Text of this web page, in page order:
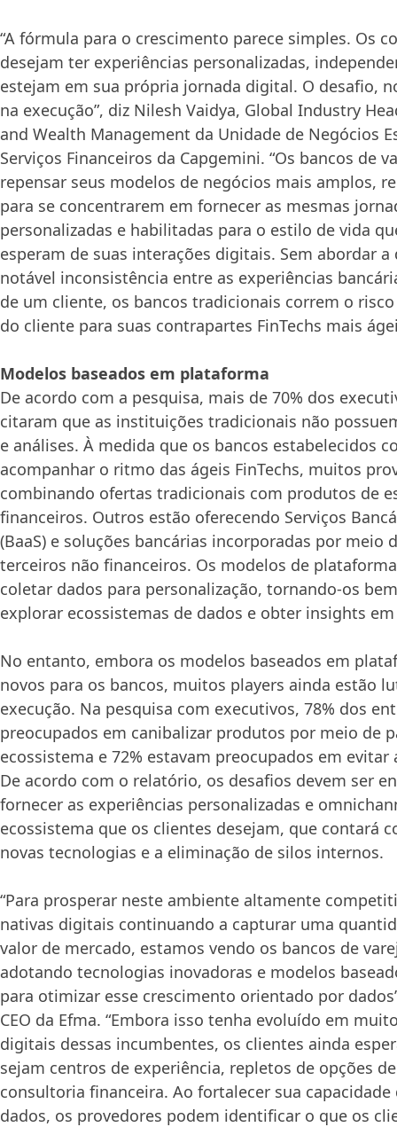
“A fórmula para o crescimento parece simples. Os
desejam ter experiências personalizadas,
estejam em sua própria jornada digital. O desafio,
na execução”, diz Nilesh Vaidya, Global Industry
and Wealth Management da Unidade de Negócios
Serviços Financeiros da Capgemini. “Os bancos de
repensar seus modelos de negócios mais amplos,
para se concentrarem em fornecer as mesmas
personalizadas e habilitadas para o estilo de vida
esperam de suas interações digitais. Sem abordar a
notável inconsistência entre as experiências
de um cliente, os bancos tradicionais correm o
do cliente para suas contrapartes FinTechs mais
Modelos baseados em plataforma
De acordo com a pesquisa, mais de 70% dos
citaram que as instituições tradicionais não
e análises. À medida que os bancos estabelecidos
acompanhar o ritmo das ágeis FinTechs, muitos
combinando ofertas tradicionais com produtos de
financeiros. Outros estão oferecendo Serviços
(BaaS) e soluções bancárias incorporadas por meio
terceiros não financeiros. Os modelos de
coletar dados para personalização, tornando-os
explorar ecossistemas de dados e obter insights
No entanto, embora os modelos baseados em
novos para os bancos, muitos players ainda estão
execução. Na pesquisa com executivos, 78% dos
preocupados em canibalizar produtos por meio de
ecossistema e 72% estavam preocupados em
De acordo com o relatório, os desafios devem ser
fornecer as experiências personalizadas e
ecossistema que os clientes desejam, que contará
novas tecnologias e a eliminação de silos internos.
“Para prosperar neste ambiente altamente
nativas digitais continuando a capturar uma
valor de mercado, estamos vendo os bancos de
adotando tecnologias inovadoras e modelos
para otimizar esse crescimento orientado por
CEO da Efma. “Embora isso tenha evoluído em
digitais dessas incumbentes, os clientes ainda
sejam centros de experiência, repletos de opções
consultoria financeira. Ao fortalecer sua
dados, os provedores podem identificar o que os